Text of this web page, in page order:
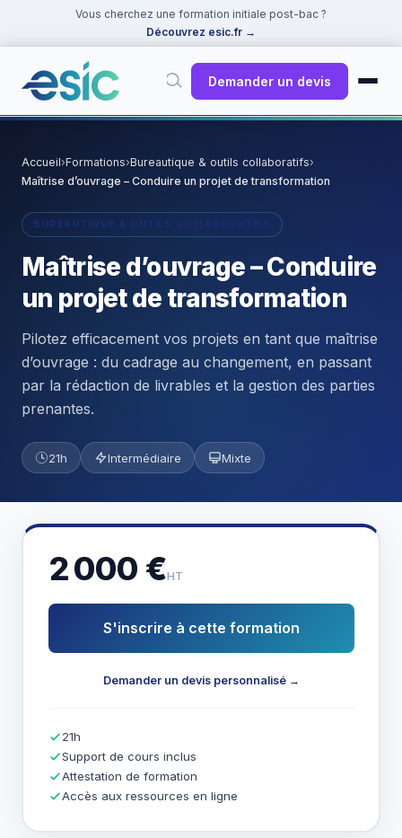
Vous cherchez une formation initiale post-bac ?
Découvrez esic.fr →
Demander un devis
Rechercher
Docker
Accueil›Formations›Bureautique & outils collaboratifs›
Maîtrise d’ouvrage – Conduire un projet de transformation
BUREAUTIQUE & OUTILS COLLABORATIFS
Maîtrise d’ouvrage – Conduire
un projet de transformation
Pilotez efficacement vos projets en tant que maîtrise
d’ouvrage : du cadrage au changement, en passant
par la rédaction de livrables et la gestion des parties
prenantes.
21h Intermédiaire Mixte
2 000 €HT
S'inscrire à cette formation
Demander un devis personnalisé →
21h
Support de cours inclus
Attestation de formation
Accès aux ressources en ligne